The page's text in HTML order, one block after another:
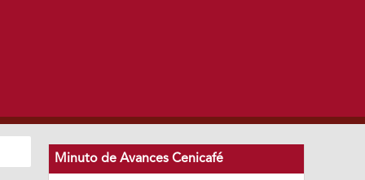
Minuto de Avances Cenicafé